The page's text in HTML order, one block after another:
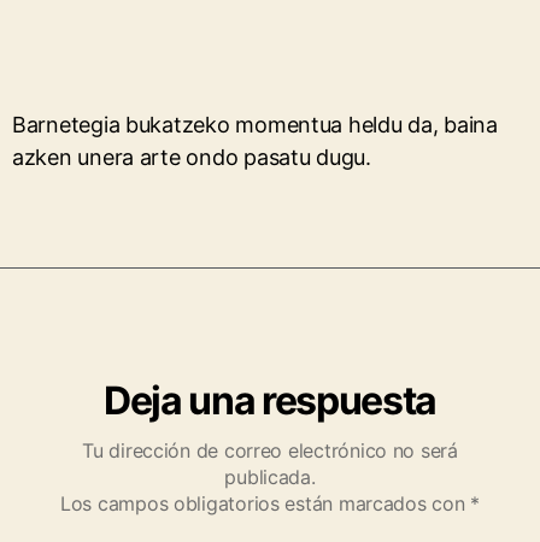
Barnetegia bukatzeko momentua heldu da, baina
azken unera arte ondo pasatu dugu.
Deja una respuesta
Tu dirección de correo electrónico no será
publicada.
Los campos obligatorios están marcados con *